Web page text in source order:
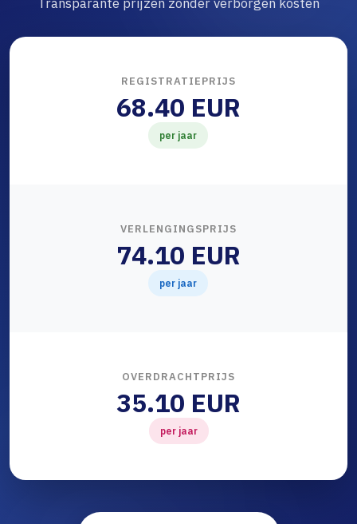
REGISTRATIEPRIJS
68.40 EUR
per jaar
VERLENGINGSPRIJS
74.10 EUR
per jaar
OVERDRACHTPRIJS
35.10 EUR
per jaar